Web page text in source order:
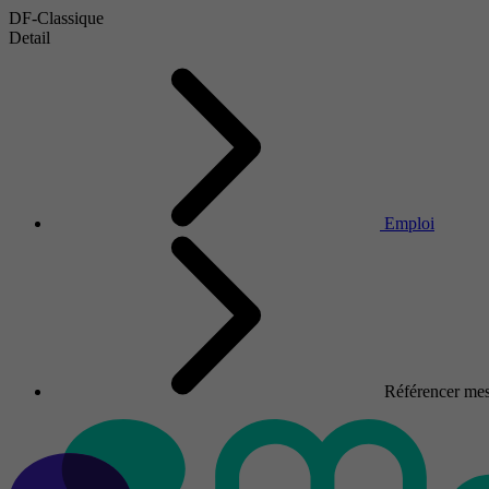
DF-Classique
Detail
Emploi
Référencer